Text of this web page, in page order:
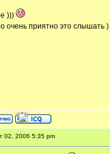
)))
очень приятно это слышать )
02, 2006 5:35 pm